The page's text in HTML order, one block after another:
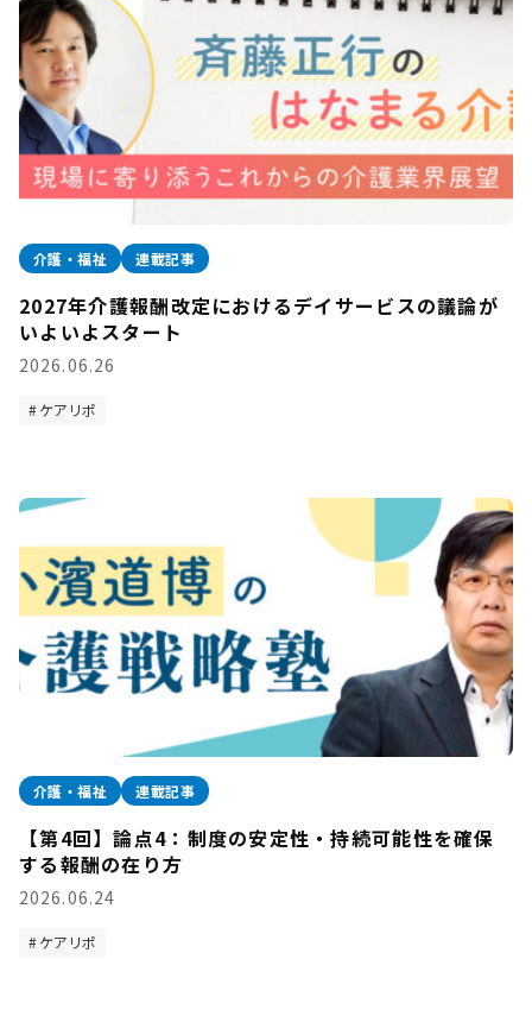
介護・福祉 連載記事
2027年介護報酬改定におけるデイサービスの議論が
いよいよスタート
2026.06.26
ケアリポ
介護・福祉 連載記事
【第4回】論点4：制度の安定性・持続可能性を確保
する報酬の在り方
2026.06.24
ケアリポ